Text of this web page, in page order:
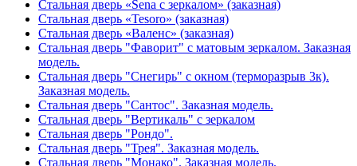
Стальная дверь «Sena с зеркалом» (заказная)
Стальная дверь «Tesoro» (заказная)
Стальная дверь «Валенс» (заказная)
Стальная дверь "Фаворит" с матовым зеркалом. Заказная
модель.
Стальная дверь "Снегирь" с окном (терморазрыв 3к).
Заказная модель.
Стальная дверь "Сантос". Заказная модель.
Стальная дверь "Вертикаль" с зеркалом
Стальная дверь "Рондо".
Стальная дверь "Трея". Заказная модель.
Стальная дверь "Монако". Заказная модель.